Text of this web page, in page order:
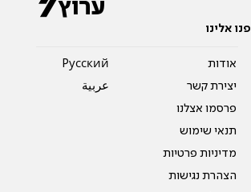
פנו אלינו
אודות
יצירת קשר
פרסמו אצלנו
תנאי שימוש
מדיניות פרטיות
הצהרת נגישות
Pусский
عربية